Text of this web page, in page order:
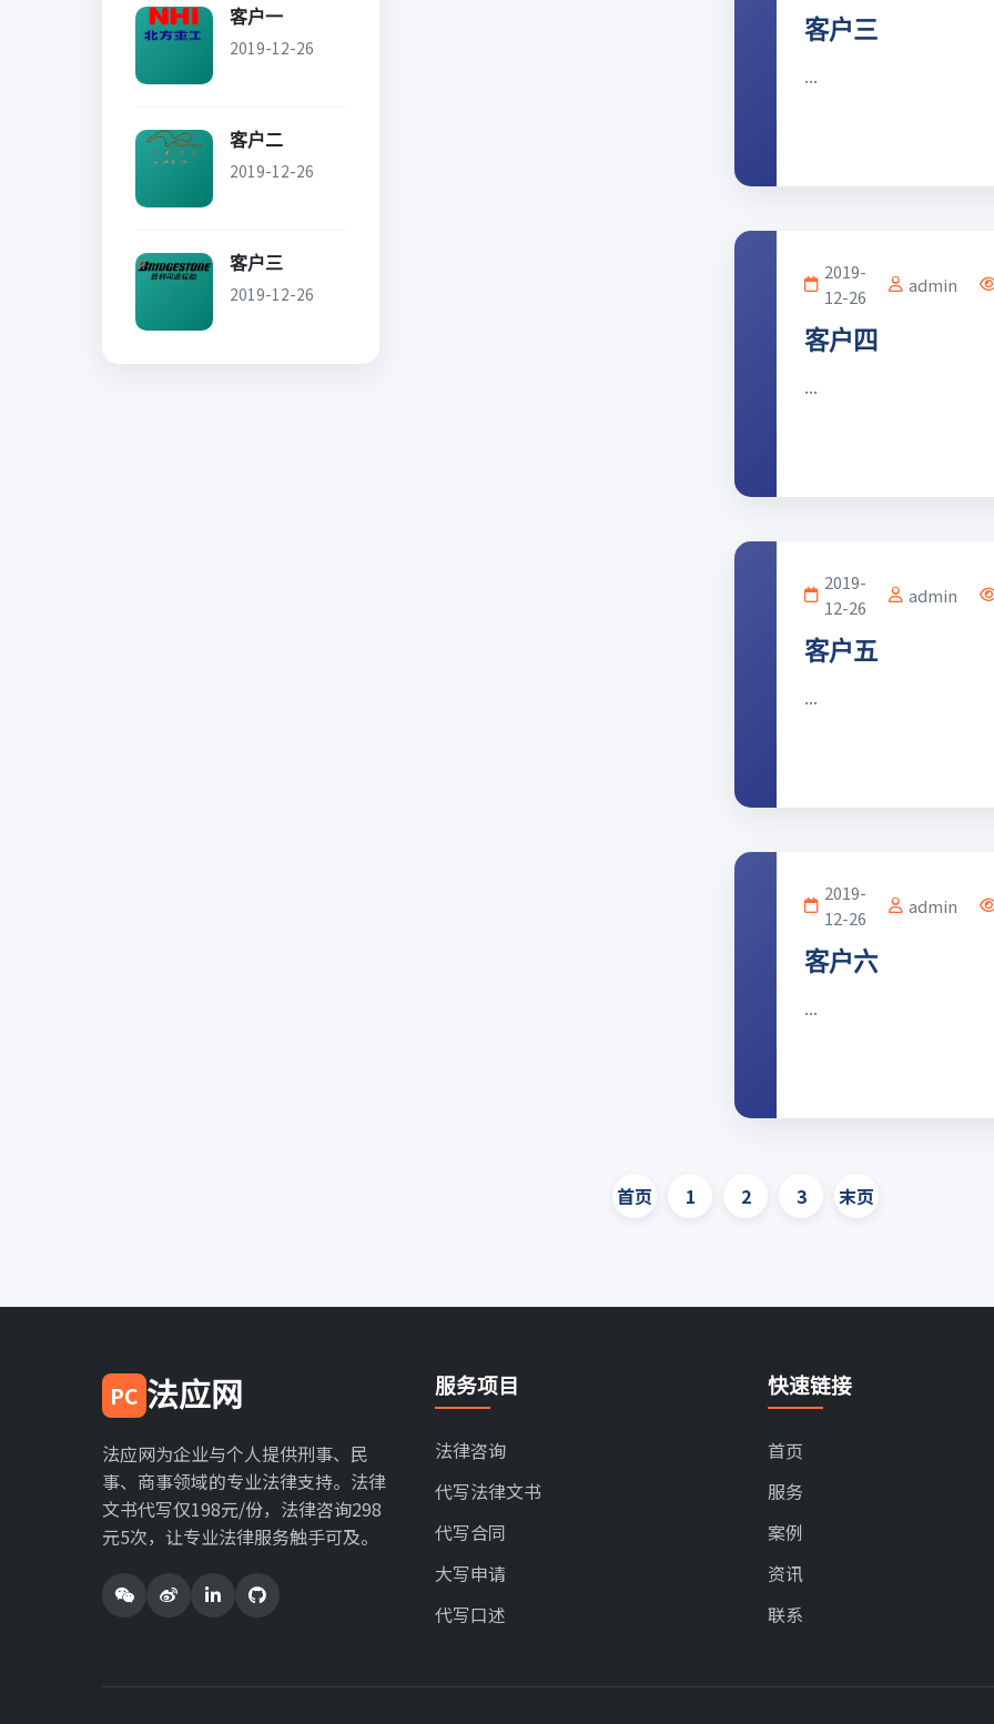
客户一
2019-12-26
客户二
2019-12-26
客户三
2019-12-26
客户三
...
2019-
12-26
admin
客户四
...
2019-
12-26
admin
客户五
...
2019-
12-26
admin
客户六
...
首页 1 2 3 末页
PC 法应网
法应网为企业与个人提供刑事、民
事、商事领域的专业法律支持。法律
文书代写仅198元/份，法律咨询298
元5次，让专业法律服务触手可及。
服务项目
法律咨询
代写法律文书
代写合同
大写申请
代写口述
快速链接
首页
服务
案例
资讯
联系